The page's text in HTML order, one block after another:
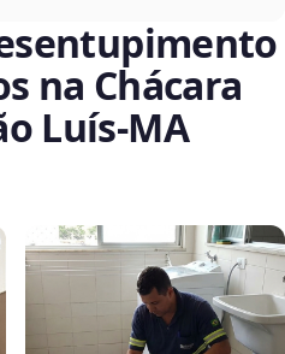
na Chácara
Luís‑MA